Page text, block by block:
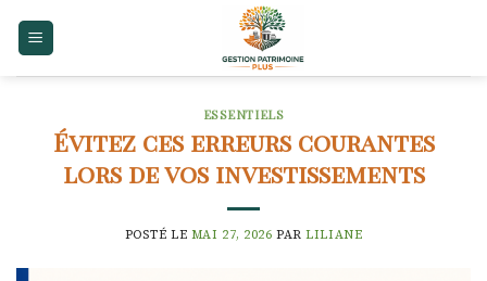
ESSENTIELS
Évitez ces erreurs courantes
lors de vos investissements
POSTÉ LE MAI 27, 2026 PARLILIANE